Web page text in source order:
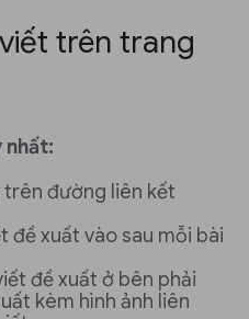
trên trang
nhất:
đường liên kết
đề xuất vào sau mỗi bài
đề xuất ở bên phải
kèm hình ảnh liên